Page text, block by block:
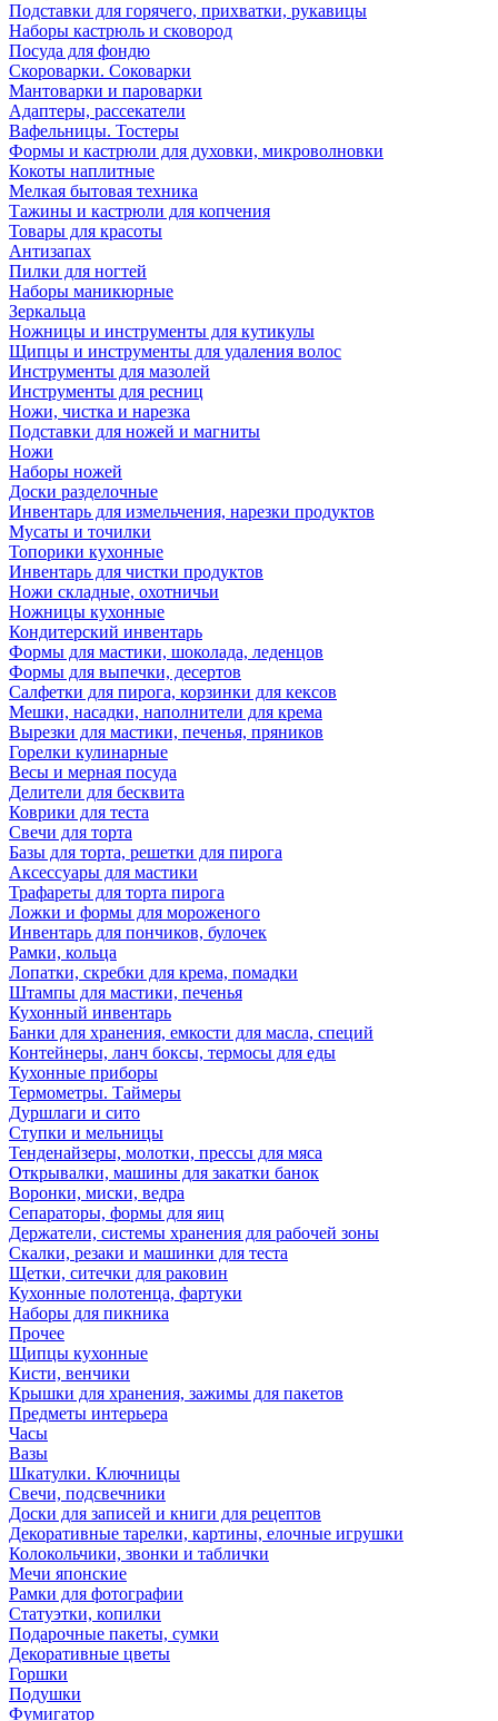
Подставки для горячего, прихватки, рукавицы
Наборы кастрюль и сковород
Посуда для фондю
Скороварки. Соковарки
Мантоварки и пароварки
Адаптеры, рассекатели
Вафельницы. Тостеры
Формы и кастрюли для духовки, микроволновки
Кокоты наплитные
Мелкая бытовая техника
Тажины и кастрюли для копчения
Товары для красоты
Антизапах
Пилки для ногтей
Наборы маникюрные
Зеркальца
Ножницы и инструменты для кутикулы
Щипцы и инструменты для удаления волос
Инструменты для мазолей
Инструменты для ресниц
Ножи, чистка и нарезка
Подставки для ножей и магниты
Ножи
Наборы ножей
Доски разделочные
Инвентарь для измельчения, нарезки продуктов
Мусаты и точилки
Топорики кухонные
Инвентарь для чистки продуктов
Ножи складные, охотничьи
Ножницы кухонные
Кондитерский инвентарь
Формы для мастики, шоколада, леденцов
Формы для выпечки, десертов
Салфетки для пирога, корзинки для кексов
Мешки, насадки, наполнители для крема
Вырезки для мастики, печенья, пряников
Горелки кулинарные
Весы и мерная посуда
Делители для бесквита
Коврики для теста
Свечи для торта
Базы для торта, решетки для пирога
Аксессуары для мастики
Трафареты для торта пирога
Ложки и формы для мороженого
Инвентарь для пончиков, булочек
Рамки, кольца
Лопатки, скребки для крема, помадки
Штампы для мастики, печенья
Кухонный инвентарь
Банки для хранения, емкости для масла, специй
Контейнеры, ланч боксы, термосы для еды
Кухонные приборы
Термометры. Таймеры
Дуршлаги и сито
Ступки и мельницы
Тенденайзеры, молотки, прессы для мяса
Открывалки, машины для закатки банок
Воронки, миски, ведра
Сепараторы, формы для яиц
Держатели, системы хранения для рабочей зоны
Скалки, резаки и машинки для теста
Щетки, ситечки для раковин
Кухонные полотенца, фартуки
Наборы для пикника
Прочее
Щипцы кухонные
Кисти, венчики
Крышки для хранения, зажимы для пакетов
Предметы интерьера
Часы
Вазы
Шкатулки. Ключницы
Свечи, подсвечники
Доски для записей и книги для рецептов
Декоративные тарелки, картины, елочные игрушки
Колокольчики, звонки и таблички
Мечи японские
Рамки для фотографии
Статуэтки, копилки
Подарочные пакеты, сумки
Декоративные цветы
Горшки
Подушки
Фумигатор